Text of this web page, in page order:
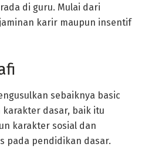
di guru. Mulai dari
karir maupun insentif
sebaiknya basic
dasar, baik itu
karakter sosial dan
pada pendidikan dasar.